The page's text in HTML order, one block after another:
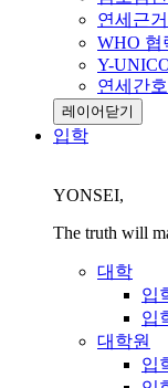
연세근
WHO 협
Y-
연세간
레이어닫기
입학
YONSEI,
The truth will
대학
입
입
대학원
입